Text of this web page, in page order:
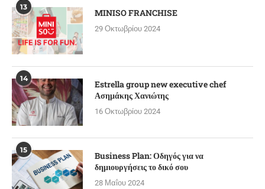
13 MINISO FRANCHISE
29 Οκτωβρίου 2024
14
Estrella group new executive chef
Ασημάκης Χανιώτης
16 Οκτωβρίου 2024
15
Business Plan: Οδηγός για να
δημιουργήσεις το δικό σου
28 Μαΐου 2024